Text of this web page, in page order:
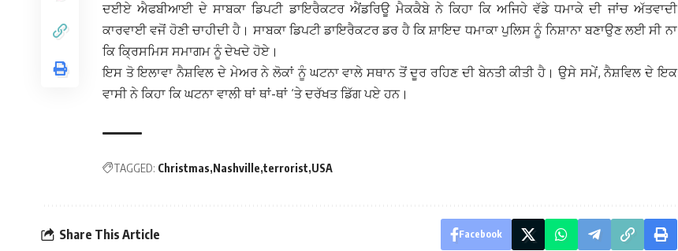
ਦਈਏ ਐਫਬੀਆਈ ਦੇ ਸਾਬਕਾ ਡਿਪਟੀ ਡਾਇਰੈਕਟਰ ਐਂਡਰਿਊ ਮੈਕਕੈਬੇ ਨੇ ਕਿਹਾ ਕਿ ਅਜਿਹੇ ਵੱਡੇ ਧਮਾਕੇ ਦੀ ਜਾਂਚ ਅੱਤਵਾਦੀ
ਕਾਰਵਾਈ ਵਜੋਂ ਹੋਣੀ ਚਾਹੀਦੀ ਹੈ। ਸਾਬਕਾ ਡਿਪਟੀ ਡਾਇਰੈਕਟਰ ਡਰ ਹੈ ਕਿ ਸ਼ਾਇਦ ਧਮਾਕਾ ਪੁਲਿਸ ਨੂੰ ਨਿਸ਼ਾਨਾ ਬਣਾਉਣ ਲਈ ਸੀ ਨਾ
ਕਿ ਕ੍ਰਿਸਮਿਸ ਸਮਾਗਮ ਨੂੰ ਦੇਖਦੇ ਹੋਏ।
ਇਸ ਤੋ ਇਲਾਵਾ ਨੈਸ਼ਵਿਲ ਦੇ ਮੇਅਰ ਨੇ ਲੋਕਾਂ ਨੂੰ ਘਟਨਾ ਵਾਲੇ ਸਥਾਨ ਤੋਂ ਦੂਰ ਰਹਿਣ ਦੀ ਬੇਨਤੀ ਕੀਤੀ ਹੈ। ਉਸੇ ਸਮੇਂ, ਨੈਸ਼ਵਿਲ ਦੇ ਇਕ
ਵਾਸੀ ਨੇ ਕਿਹਾ ਕਿ ਘਟਨਾ ਵਾਲੀ ਥਾਂ ਥਾਂ-ਥਾਂ ‘ਤੇ ਦਰੱਖਤ ਡਿੱਗ ਪਏ ਹਨ।
TAGGED: Christmas Nashville terrorist USA
Share This Article Facebook